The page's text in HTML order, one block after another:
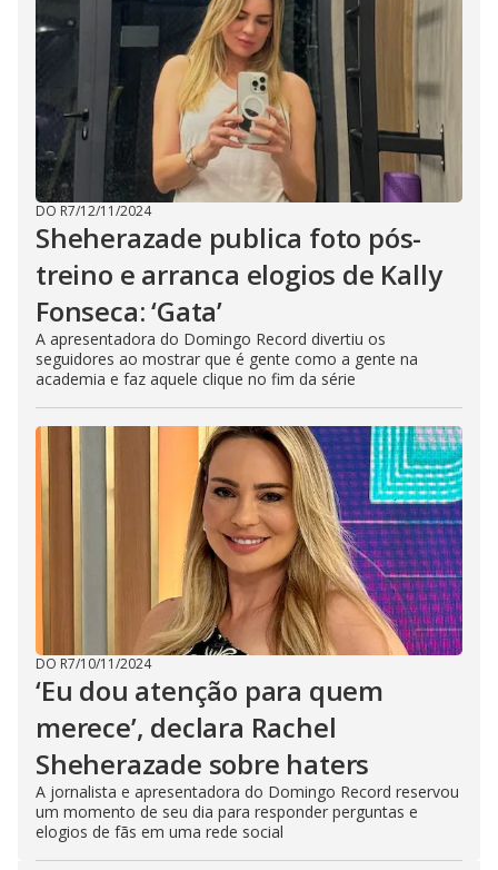
DO R7/12/11/2024
Sheherazade publica foto pós-
treino e arranca elogios de Kally
Fonseca: ‘Gata’
A apresentadora do Domingo Record divertiu os
seguidores ao mostrar que é gente como a gente na
academia e faz aquele clique no fim da série
DO R7/10/11/2024
‘Eu dou atenção para quem
merece’, declara Rachel
Sheherazade sobre haters
A jornalista e apresentadora do Domingo Record reservou
um momento de seu dia para responder perguntas e
elogios de fãs em uma rede social